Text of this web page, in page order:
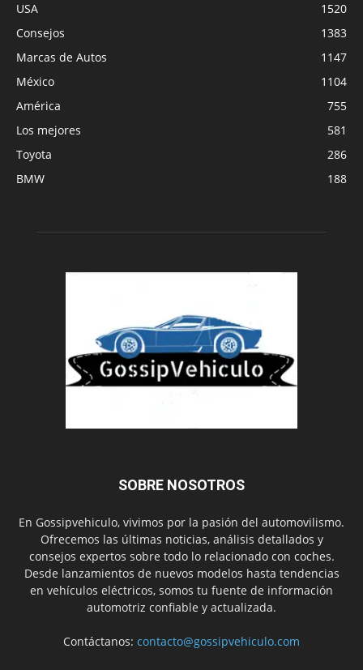
USA
1520
Consejos
1383
Marcas de Autos
1147
México
1104
América
755
Los mejores
581
Toyota
286
BMW
188
SOBRE NOSOTROS
En Gossipvehiculo, vivimos por la pasión del automovilismo.
Ofrecemos las últimas noticias, análisis detallados y
consejos expertos sobre todo lo relacionado con coches.
Desde lanzamientos de nuevos modelos hasta tendencias
en vehículos eléctricos, somos tu fuente de información
automotriz confiable y actualizada.
Contáctanos: contacto@gossipvehiculo.com